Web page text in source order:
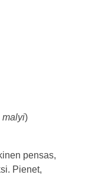
malyi)
pensas,
Pienet,